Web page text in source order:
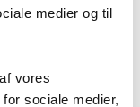
medier og til
vores
sociale medier,